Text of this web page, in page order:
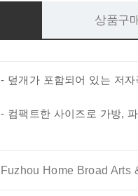
상품구
- 덮개가 포함되어 있는 저자
- 컴팩트한 사이즈로 가방,
Fuzhou Home Broad Arts